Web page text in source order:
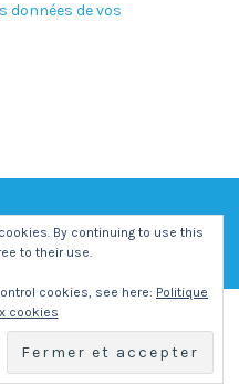
données de vos
By continuing to use this
to their use.
cookies, see here: Politique
cookies
Vent des Iles -Mentions